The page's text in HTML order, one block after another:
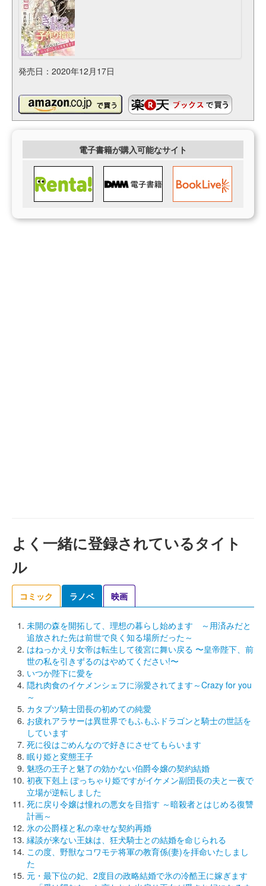
発売日：2020年12月17日
電子書籍が購入可能なサイト
よく一緒に登録されているタイト
ル
コミック ラノベ 映画
未開の森を開拓して、理想の暮らし始めます ～用済みだと
追放された先は前世で良く知る場所だった～
はねっかえり女帝は転生して後宮に舞い戻る 〜皇帝陛下、前
世の私を引きずるのはやめてください!〜
いつか陛下に愛を
隠れ肉食のイケメンシェフに溺愛されてます～Crazy for you
～
カタブツ騎士団長の初めての純愛
お疲れアラサーは異世界でもふもふドラゴンと騎士の世話を
しています
死に役はごめんなので好きにさせてもらいます
眠り姫と変態王子
魅惑の王子と魅了の効かない伯爵令嬢の契約結婚
初夜下剋上 ぽっちゃり姫ですがイケメン副団長の夫と一夜で
立場が逆転しました
死に戻り令嬢は憧れの悪女を目指す ～暗殺者とはじめる復讐
計画～
氷の公爵様と私の幸せな契約再婚
縁談が来ない王妹は、狂犬騎士との結婚を命じられる
この度、野獣なコワモテ将軍の教育係(妻)を拝命いたしまし
た
元・最下位の妃、2度目の政略結婚で氷の冷酷王に嫁ぎます